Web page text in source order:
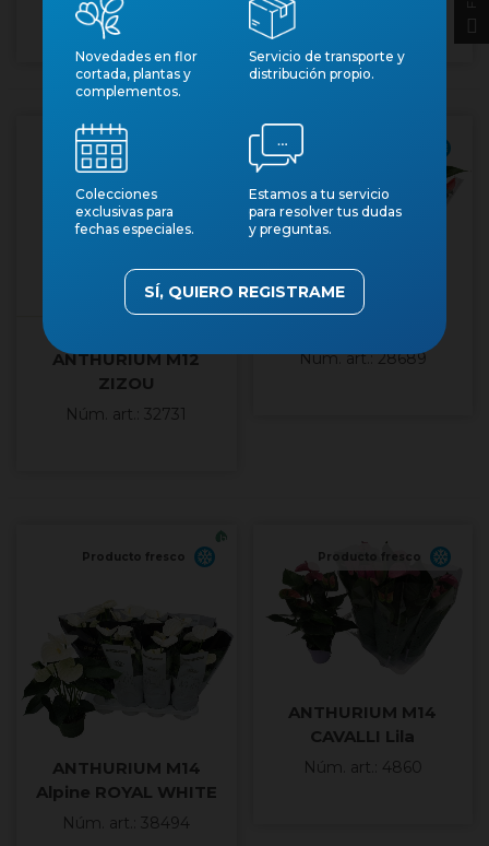
Núm. art.: 23569
ANTHURIUM M12
ZIZOU
Núm. art.: 32731
ANTHURIUM M14
Núm. art.: 28689
Producto fresco
ANTHURIUM M14
Alpine ROYAL WHITE
Núm. art.: 38494
Producto fresco
ANTHURIUM M14
CAVALLI Lila
Núm. art.: 4860
Novedades en flor
cortada, plantas y
complementos.
Servicio de transporte y
distribución propio.
Colecciones
exclusivas para
fechas especiales.
Estamos a tu servicio
para resolver tus dudas
y preguntas.
SÍ, QUIERO REGISTRAME